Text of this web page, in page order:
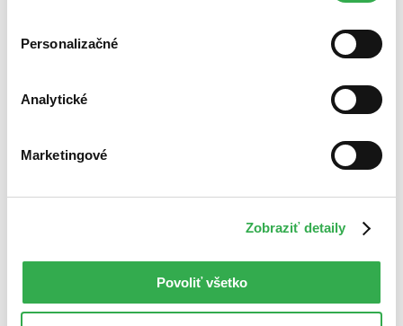
Personalizačné
Analytické
Marketingové
Zobraziť detaily
Povoliť všetko
Bestsellery
Top hodnotené
Najlacnejšie
Skúste prosím zmeniť vyhľadávaný výraz.